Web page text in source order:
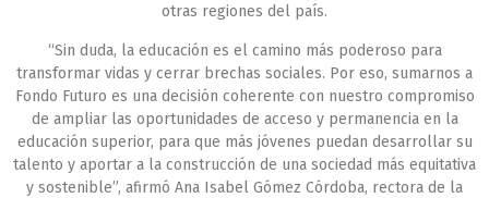
otras regiones del país.
“Sin duda, la educación es el camino más poderoso para
transformar vidas y cerrar brechas sociales. Por eso, sumarnos a
Fondo Futuro es una decisión coherente con nuestro compromiso
de ampliar las oportunidades de acceso y permanencia en la
educación superior, para que más jóvenes puedan desarrollar su
talento y aportar a la construcción de una sociedad más equitativa
y sostenible”, afirmó Ana Isabel Gómez Córdoba, rectora de la